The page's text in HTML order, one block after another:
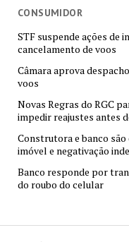
CONSUMIDOR
STF suspende ações de
cancelamento de voos
Câmara aprova
voos
Novas Regras do RGC
impedir reajustes antes
Construtora e banco
imóvel e negativação
Banco responde por
do roubo do celular